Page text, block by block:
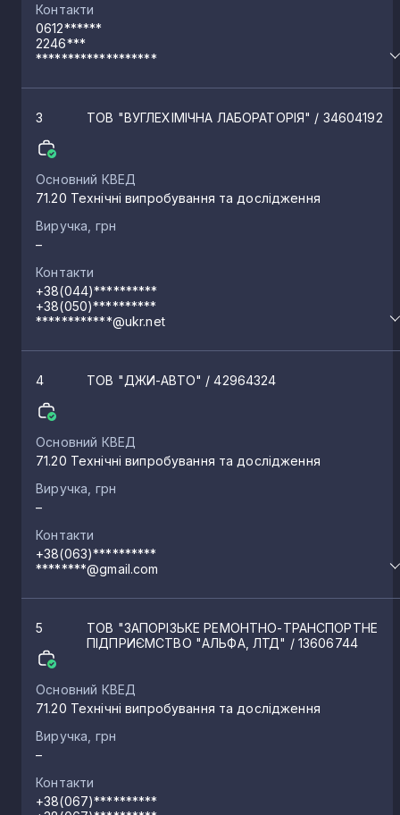
Контакти
0612******
2246***
*******************
3 ТОВ "ВУГЛЕХІМІЧНА ЛАБОРАТОРІЯ" / 34604192
Основний КВЕД
71.20 Технічні випробування та дослідження
Виручка, грн
–
Контакти
+38(044)**********
+38(050)**********
************@ukr.net
4 ТОВ "ДЖИ-АВТО" / 42964324
Основний КВЕД
71.20 Технічні випробування та дослідження
Виручка, грн
–
Контакти
+38(063)**********
********@gmail.com
5
ТОВ "ЗАПОРІЗЬКЕ РЕМОНТНО-ТРАНСПОРТНЕ
ПІДПРИЄМСТВО "АЛЬФА, ЛТД" / 13606744
Основний КВЕД
71.20 Технічні випробування та дослідження
Виручка, грн
–
Контакти
+38(067)**********